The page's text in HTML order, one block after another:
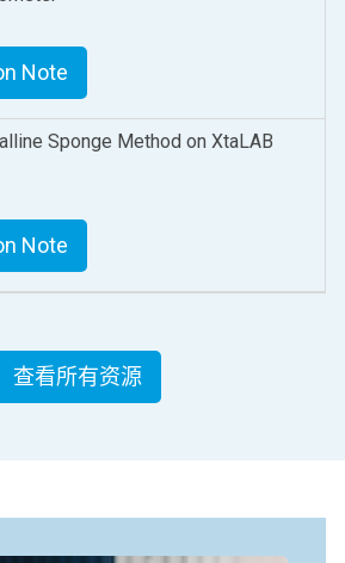
Note
Sponge Method on XtaLAB
Note
查看所有资源